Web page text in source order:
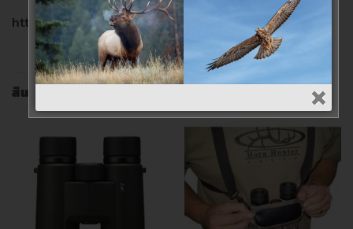
https://www.youtube.com/watch?v=JgT_GZg-O4A
สินค้าที่เกี่ยวข้อง